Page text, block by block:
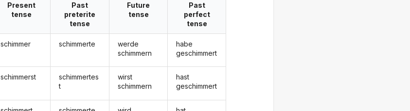
Present
tense
schimmer
schimmerst
Past
preterite
tense
schimmerte
schimmertes
t
Future
tense
werde
schimmern
wirst
schimmern
Past
perfect
tense
habe
geschimmert
hast
geschimmert